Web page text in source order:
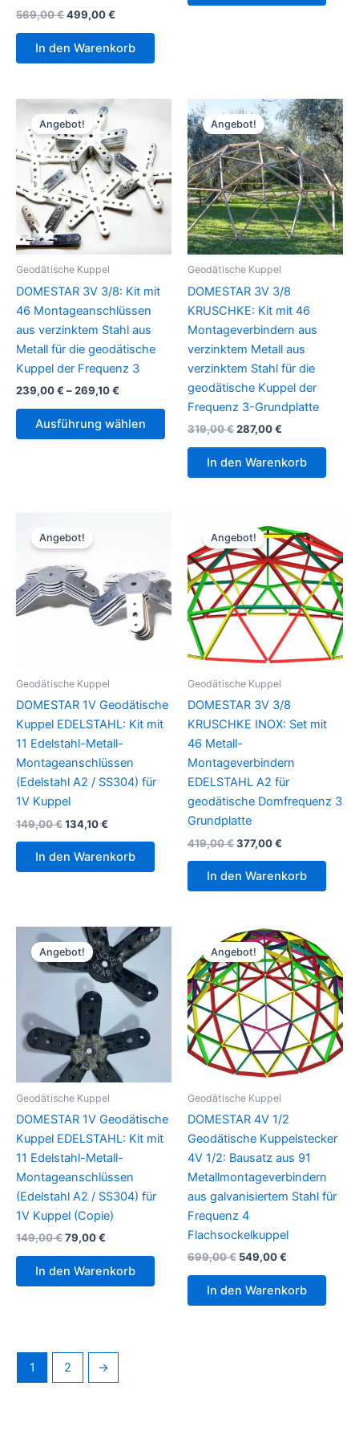
569,00€Ursprünglicher
war:
569,00 €
499,00€
ist:
499,00 €.
In den Warenkorb
Angebot!
Geodätische Kuppel
DOMESTAR 3V 3/8: Kit mit
46 Montageanschlüssen
aus verzinktem Stahl aus
Metall für die geodätische
Kuppel der Frequenz 3
239,00€ –269,10€
bis
269,10 €
Ausführung wählen
Dieses
Produkt
weist
mehrere
Optionen
können
auf
der
Produktseite
gewählt
werden
Angebot!
Geodätische Kuppel
DOMESTAR 3V 3/8
KRUSCHKE: Kit mit 46
Montageverbindern aus
verzinktem Metall aus
verzinktem Stahl für die
geodätische Kuppel der
Frequenz 3-Grundplatte
319,00€Ursprünglicher
war:
319,00 €
287,00€
ist:
287,00 €.
In den Warenkorb
Angebot!
Geodätische Kuppel
DOMESTAR 1V Geodätische
Kuppel EDELSTAHL: Kit mit
11 Edelstahl-Metall-
Montageanschlüssen
(Edelstahl A2 / SS304) für
1V Kuppel
149,00€Ursprünglicher
war:
149,00 €
134,10€
ist:
134,10 €.
In den Warenkorb
Angebot!
Geodätische Kuppel
DOMESTAR 3V 3/8
KRUSCHKE INOX: Set mit
46 Metall-
Montageverbindern
EDELSTAHL A2 für
geodätische Domfrequenz 3
Grundplatte
419,00€Ursprünglicher
war:
419,00 €
377,00€
ist:
377,00 €.
In den Warenkorb
Angebot!
Geodätische Kuppel
DOMESTAR 1V Geodätische
Kuppel EDELSTAHL: Kit mit
11 Edelstahl-Metall-
Montageanschlüssen
(Edelstahl A2 / SS304) für
1V Kuppel (Copie)
149,00€Ursprünglicher
war:
149,00 €
79,00€
ist:
79,00 €.
In den Warenkorb
Angebot!
Geodätische Kuppel
DOMESTAR 4V 1/2
Geodätische Kuppelstecker
4V 1/2: Bausatz aus 91
Metallmontageverbindern
aus galvanisiertem Stahl für
Frequenz 4
Flachsockelkuppel
699,00€ Ursprünglicher
war:
699,00 €
549,00€
ist:
549,00 €.
In den Warenkorb
1 2 →